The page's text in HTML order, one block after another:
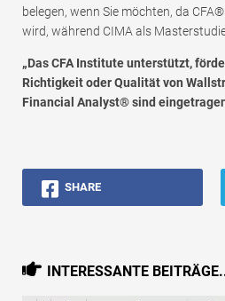
belegen, wenn Sie möchten, da
wird, während CIMA als
„Das CFA Institute unterstützt,
Richtigkeit oder Qualität von
Financial Analyst® sind
SHARE
INTERESSANTE